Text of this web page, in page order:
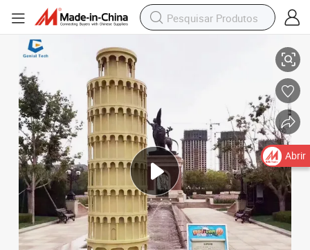
para Venda
Ccmb06 Miniatura à Prova d&#039;Água da Famosa Torre Inclinada de
Abrir